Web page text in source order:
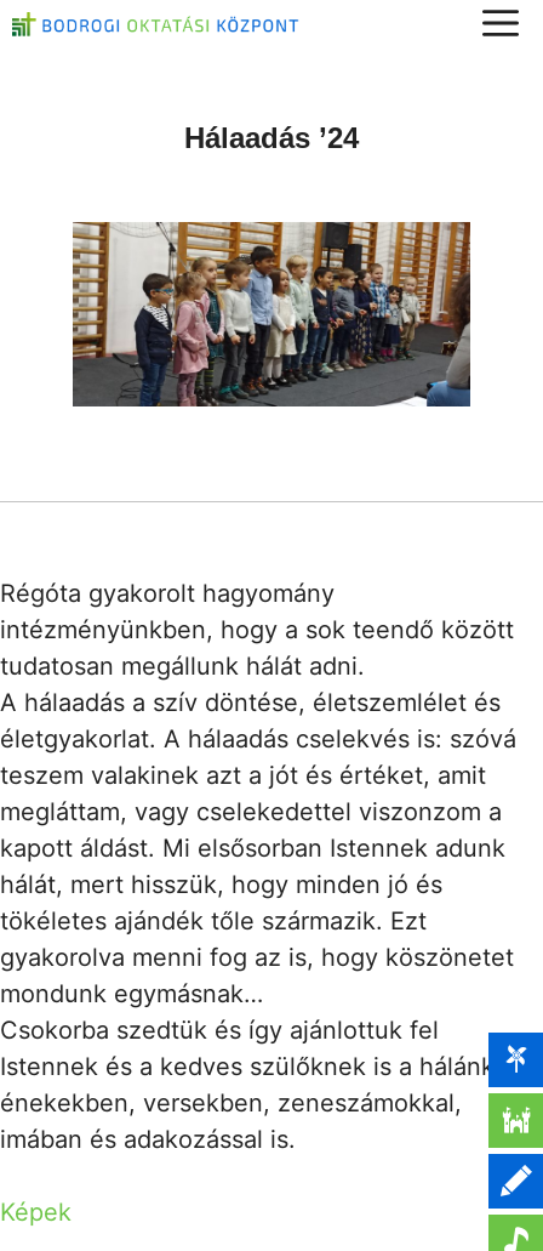
Kilépés
Hálaadás ’24
Régóta gyakorolt hagyomány
intézményünkben, hogy a sok teendő között
tudatosan megállunk hálát adni.
A hálaadás a szív döntése, életszemlélet és
életgyakorlat. A hálaadás cselekvés is: szóvá
teszem valakinek azt a jót és értéket, amit
megláttam, vagy cselekedettel viszonzom a
kapott áldást. Mi elsősorban Istennek adunk
hálát, mert hisszük, hogy minden jó és
tökéletes ajándék tőle származik. Ezt
gyakorolva menni fog az is, hogy köszönetet
mondunk egymásnak…
Csokorba szedtük és így ajánlottuk fel
Istennek és a kedves szülőknek is a hálánkat –
énekekben, versekben, zeneszámokkal,
imában és adakozással is.
Képek